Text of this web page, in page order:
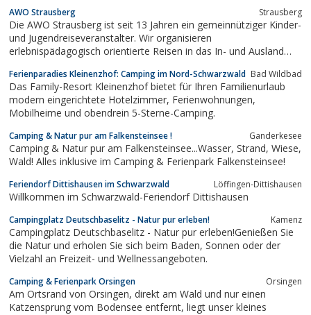
mit KomfortViele FreizeitangeboteRostock und Warnemünde in
unmittelbarer Umgebung...
AWO Strausberg Strausberg
Die AWO Strausberg ist seit 13 Jahren ein gemeinnütziger Kinder-
und Jugendreiseveranstalter. Wir organisieren
erlebnispädagogisch orientierte Reisen in das In- und Ausland
Weiterbildung von Betreuerinnen.
Ferienparadies Kleinenzhof: Camping im Nord-Schwarzwald Bad Wildbad
Das Family-Resort Kleinenzhof bietet für Ihren Familienurlaub
modern eingerichtete Hotelzimmer, Ferienwohnungen,
Mobilheime und obendrein 5-Sterne-Camping.
Camping & Natur pur am Falkensteinsee ! Ganderkesee
Camping & Natur pur am Falkensteinsee...Wasser, Strand, Wiese,
Wald! Alles inklusive im Camping & Ferienpark Falkensteinsee!
Feriendorf Dittishausen im Schwarzwald Löffingen-Dittishausen
Willkommen im Schwarzwald-Feriendorf Dittishausen
Campingplatz Deutschbaselitz - Natur pur erleben! Kamenz
Campingplatz Deutschbaselitz - Natur pur erleben!Genießen Sie
die Natur und erholen Sie sich beim Baden, Sonnen oder der
Vielzahl an Freizeit- und Wellnessangeboten.
Camping & Ferienpark Orsingen Orsingen
Am Ortsrand von Orsingen, direkt am Wald und nur einen
Katzensprung vom Bodensee entfernt, liegt unser kleines